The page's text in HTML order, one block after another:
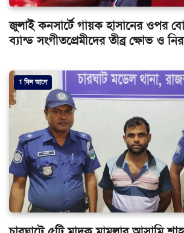
জুলাই কনসার্টে গায়ক হাসানের ওপর
ব্যান্ড সংগীতপ্রেমীদের তীব্র ক্ষোভ ও
1 দিন আগে